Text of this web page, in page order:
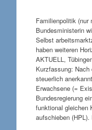
Familienpolitik (nur
Bundesministerin
Selbst
haben weiteren
AKTUELL,
Kurzfassung: Nach
steuerlich
Erwachsene (=
Bundesregierung
funktional gleichen
aufschieben